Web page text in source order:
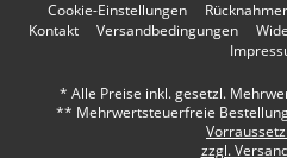
Cookie-Einstellungen
Kontakt
Versandbedingungen
* Alle Preise inkl. gesetzl.
** Mehrwertsteuerfreie
zzgl.